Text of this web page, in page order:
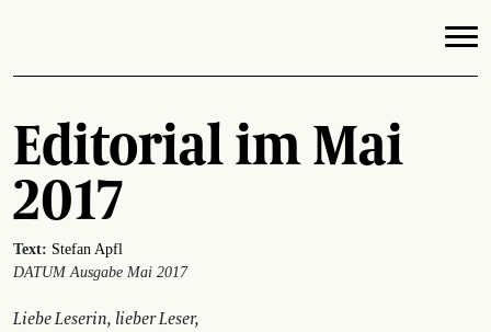
Editorial im Mai
2017
Text: Stefan Apfl
DATUM Ausgabe Mai 2017
Liebe Leserin, lieber Leser,